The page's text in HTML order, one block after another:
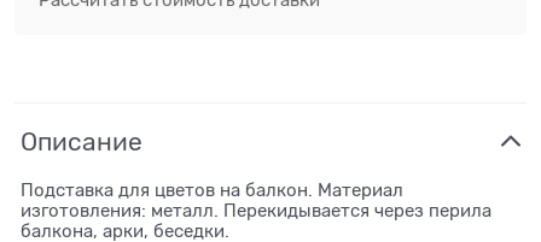
Описание
Подставка для цветов на балкон. Материал
изготовления: металл. Перекидывается через перила
балкона, арки, беседки.